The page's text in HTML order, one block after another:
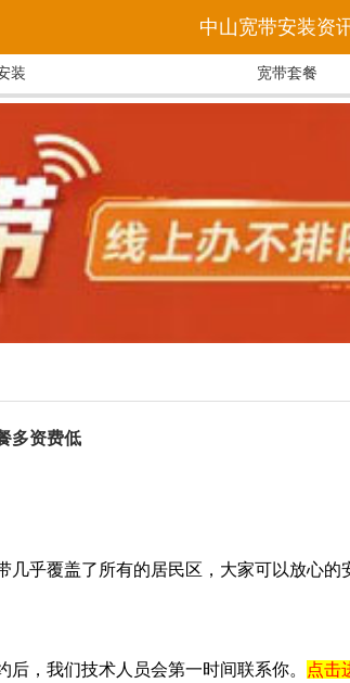
中山宽带安装资
装 宽带套餐
多资费低
乎覆盖了所有的居民区，大家可以放心的
，我们技术人员会第一时间联系你。 点击